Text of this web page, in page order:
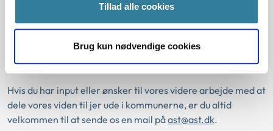
Tillad alle cookies
Brug kun nødvendige cookies
Læringsplatformen med oversigter over
principmeddelelser og artikler
Hvis du har input eller ønsker til vores videre arbejde med at
dele vores viden til jer ude i kommunerne, er du altid
velkommen til at sende os en mail påast@ast.dk.